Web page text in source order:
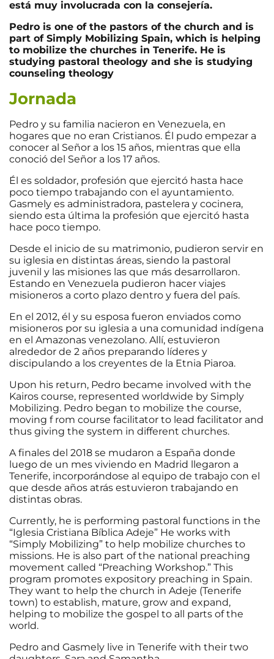
está muy involucrada con la consejería.
Pedro is one of the pastors of the church and is
part of Simply Mobilizing Spain, which is helping
to mobilize the churches in Tenerife. He is
studying pastoral theology and she is studying
counseling theology
Jornada
Pedro y su familia nacieron en Venezuela, en
hogares que no eran Cristianos. Él pudo empezar a
conocer al Señor a los 15 años, mientras que ella
conoció del Señor a los 17 años.
Él es soldador, profesión que ejercitó hasta hace
poco tiempo trabajando con el ayuntamiento.
Gasmely es administradora, pastelera y cocinera,
siendo esta última la profesión que ejercitó hasta
hace poco tiempo.
Desde el inicio de su matrimonio, pudieron servir en
su iglesia en distintas áreas, siendo la pastoral
juvenil y las misiones las que más desarrollaron.
Estando en Venezuela pudieron hacer viajes
misioneros a corto plazo dentro y fuera del país.
En el 2012, él y su esposa fueron enviados como
misioneros por su iglesia a una comunidad indígena
en el Amazonas venezolano. Allí, estuvieron
alrededor de 2 años preparando líderes y
discipulando a los creyentes de la Etnia Piaroa.
Upon his return, Pedro became involved with the
Kairos course, represented worldwide by Simply
Mobilizing. Pedro began to mobilize the course,
moving f rom course facilitator to lead facilitator and
thus giving the system in different churches.
A finales del 2018 se mudaron a España donde
luego de un mes viviendo en Madrid llegaron a
Tenerife, incorporándose al equipo de trabajo con el
que desde años atrás estuvieron trabajando en
distintas obras.
Currently, he is performing pastoral functions in the
“Iglesia Cristiana Bíblica Adeje” He works with
“Simply Mobilizing” to help mobilize churches to
missions. He is also part of the national preaching
movement called “Preaching Workshop.” This
program promotes expository preaching in Spain.
They want to help the church in Adeje (Tenerife
town) to establish, mature, grow and expand,
helping to mobilize the gospel to all parts of the
world.
Pedro and Gasmely live in Tenerife with their two